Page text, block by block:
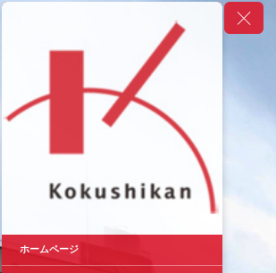
ホームページ